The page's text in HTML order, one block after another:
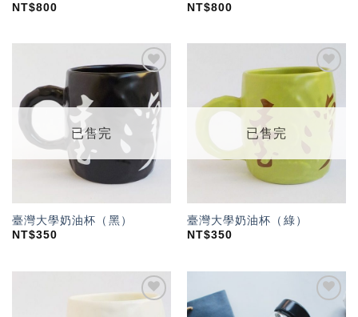
NT$800
NT$800
加入
「願
望輕
單」
已售完
臺灣大學奶油杯（黑）
NT$350
加入
「願
望輕
已售完
臺灣大學奶油杯（綠）
NT$350